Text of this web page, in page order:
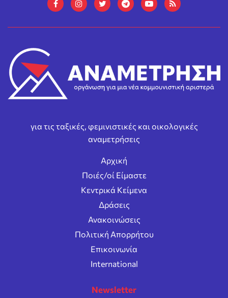
για τις ταξικές, φεμινιστικές και οικολογικές
αναμετρήσεις
Αρχική
Ποιές/οί Είμαστε
Κεντρικά Κείμενα
Δράσεις
Ανακοινώσεις
Πολιτική Απορρήτου
Επικοινωνία
International
Newsletter